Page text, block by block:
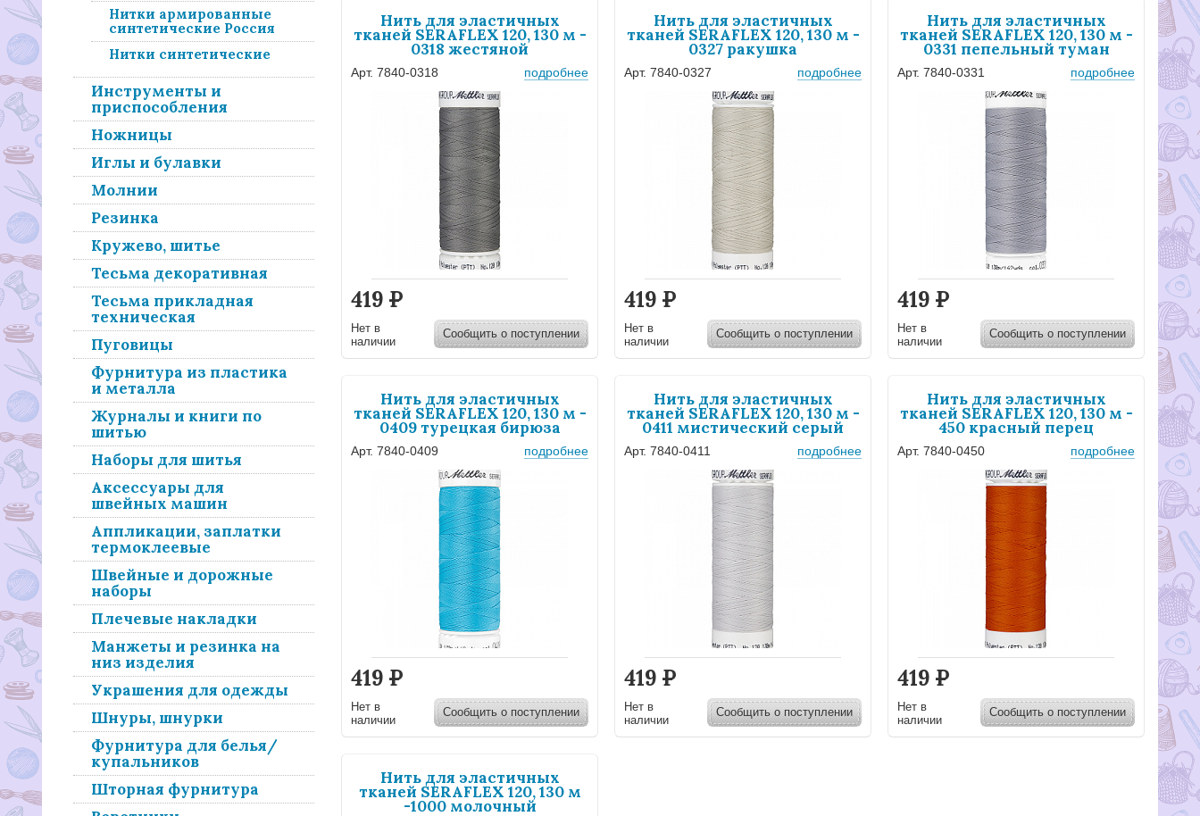
Нитки армированные
синтетические Россия
Нитки синтетические
Инструменты и
приспособления
Ножницы
Иглы и булавки
Молнии
Резинка
Кружево, шитье
Тесьма декоративная
Тесьма прикладная
техническая
Пуговицы
Фурнитура из пластика
и металла
Журналы и книги по
шитью
Наборы для шитья
Аксессуары для
швейных машин
Аппликации, заплатки
термоклеевые
Швейные и дорожные
наборы
Плечевые накладки
Манжеты и резинка на
низ изделия
Украшения для одежды
Шнуры, шнурки
Фурнитура для белья/
купальников
Шторная фурнитура
Нить для эластичных
тканей SERAFLEX 120, 130 м -
0318 жестяной
Арт. 7840-0318 подробнее
419 Р
Нет в
наличии
Сообщить о поступлении
Нить для эластичных
тканей SERAFLEX 120, 130 м -
0327 ракушка
Арт. 7840-0327 подробнее
419 Р
Нет в
наличии
Сообщить о поступлении
Нить для эластичных
тканей SERAFLEX 120, 130 м -
0331 пепельный туман
Арт. 7840-0331 подробнее
419 Р
Нет в
наличии
Сообщить о поступлении
Нить для эластичных
тканей SERAFLEX 120, 130 м -
0409 турецкая бирюза
Арт. 7840-0409 подробнее
419 Р
Нет в
наличии
Сообщить о поступлении
Нить для эластичных
тканей SERAFLEX 120, 130 м -
0411 мистический серый
Арт. 7840-0411 подробнее
419 Р
Нет в
наличии
Сообщить о поступлении
Нить для эластичных
тканей SERAFLEX 120, 130 м -
450 красный перец
Арт. 7840-0450 подробнее
419 Р
Нет в
наличии
Сообщить о поступлении
Нить для эластичных
тканей SERAFLEX 120, 130 м
-1000 молочный